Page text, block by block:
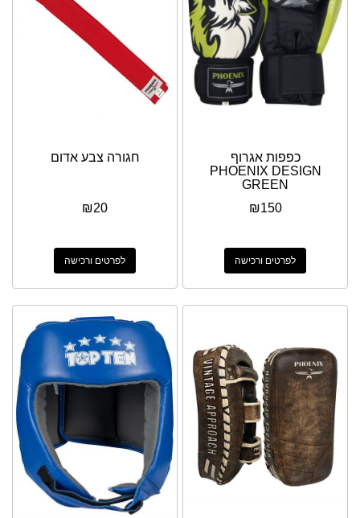
כפפות אגרוף
PHOENIX DESIGN
GREEN
₪150
לפרטים ורכישה
חגורה צבע אדום
₪20
לפרטים ורכישה